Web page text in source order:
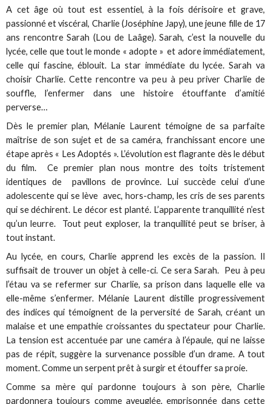
A cet âge où tout est essentiel, à la fois dérisoire et grave,
passionné et viscéral, Charlie (Joséphine Japy), une jeune fille de 17
ans rencontre Sarah (Lou de Laâge). Sarah, c’est la nouvelle du
lycée, celle que tout le monde « adopte » et adore immédiatement,
celle qui fascine, éblouit. La star immédiate du lycée. Sarah va
choisir Charlie. Cette rencontre va peu à peu priver Charlie de
souffle, l’enfermer dans une histoire étouffante d’amitié
perverse…
Dès le premier plan, Mélanie Laurent témoigne de sa parfaite
maîtrise de son sujet et de sa caméra, franchissant encore une
étape après « Les Adoptés ». L’évolution est flagrante dès le début
du film. Ce premier plan nous montre des toits tristement
identiques de pavillons de province. Lui succède celui d’une
adolescente qui se lève avec, hors-champ, les cris de ses parents
qui se déchirent. Le décor est planté. L’apparente tranquillité n’est
qu’un leurre. Tout peut exploser, la tranquillité peut se briser, à
tout instant.
Au lycée, en cours, Charlie apprend les excès de la passion. Il
suffisait de trouver un objet à celle-ci. Ce sera Sarah. Peu à peu
l’étau va se refermer sur Charlie, sa prison dans laquelle elle va
elle-même s’enfermer. Mélanie Laurent distille progressivement
des indices qui témoignent de la perversité de Sarah, créant un
malaise et une empathie croissantes du spectateur pour Charlie.
La tension est accentuée par une caméra à l’épaule, qui ne laisse
pas de répit, suggère la survenance possible d’un drame. A tout
moment. Comme un serpent prêt à surgir et étouffer sa proie.
Comme sa mère qui pardonne toujours à son père, Charlie
pardonnera toujours comme aveuglée, emprisonnée dans cette